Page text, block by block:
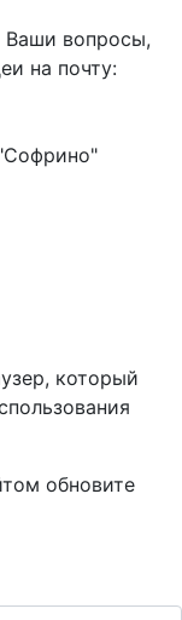
вопросы,
на почту:
который
обновите